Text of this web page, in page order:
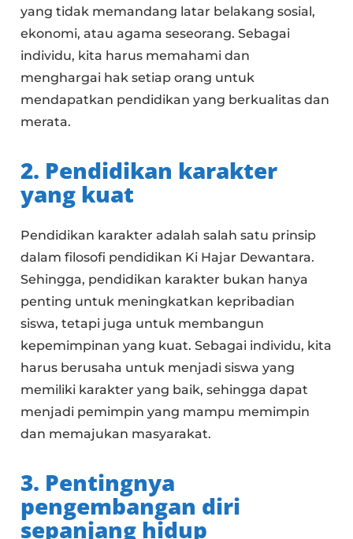
yang tidak memandang latar belakang sosial,
ekonomi, atau agama seseorang. Sebagai
individu, kita harus memahami dan
menghargai hak setiap orang untuk
mendapatkan pendidikan yang berkualitas dan
merata.
2. Pendidikan karakter
yang kuat
Pendidikan karakter adalah salah satu prinsip
dalam filosofi pendidikan Ki Hajar Dewantara.
Sehingga, pendidikan karakter bukan hanya
penting untuk meningkatkan kepribadian
siswa, tetapi juga untuk membangun
kepemimpinan yang kuat. Sebagai individu, kita
harus berusaha untuk menjadi siswa yang
memiliki karakter yang baik, sehingga dapat
menjadi pemimpin yang mampu memimpin
dan memajukan masyarakat.
3. Pentingnya
pengembangan diri
sepanjang hidup